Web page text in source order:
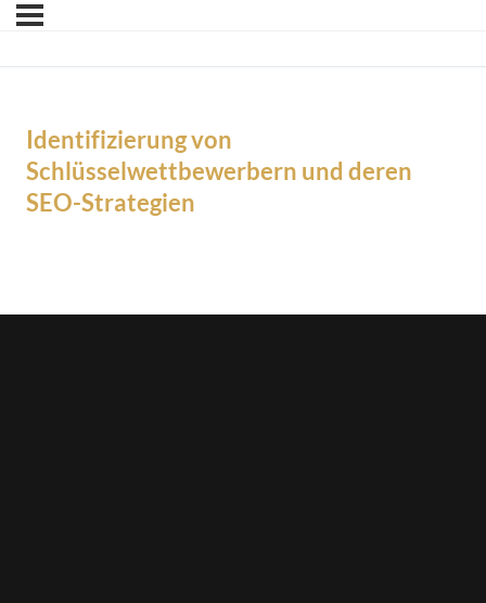
Identifizierung von
Schlüsselwettbewerbern und deren
SEO-Strategien